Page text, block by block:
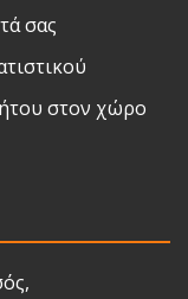
σας
στον χώρο